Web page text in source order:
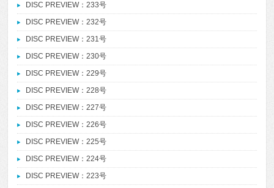
DISC PREVIEW：233号
DISC PREVIEW：232号
DISC PREVIEW：231号
DISC PREVIEW：230号
DISC PREVIEW：229号
DISC PREVIEW：228号
DISC PREVIEW：227号
DISC PREVIEW：226号
DISC PREVIEW：225号
DISC PREVIEW：224号
DISC PREVIEW：223号